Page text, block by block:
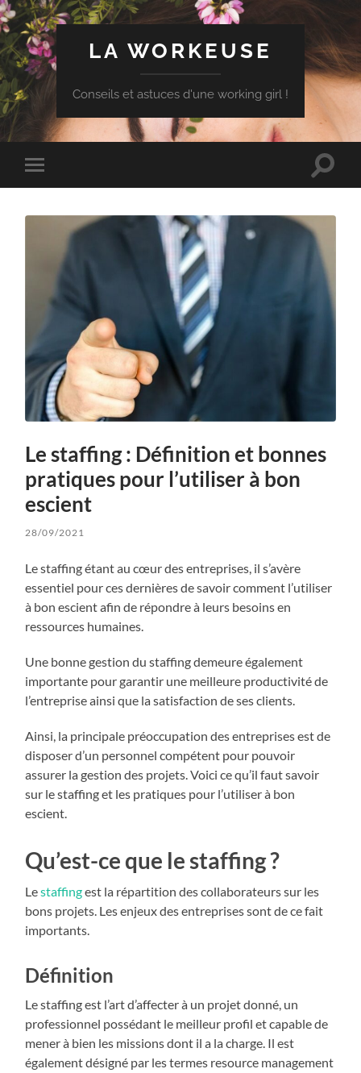
LA WORKEUSE
Conseils et astuces d'une working girl !
Toggle
mobile
Toggle
Le staffing : Définition et bonnes
pratiques pour l’utiliser à bon
escient
28/09/2021
Le staffing étant au cœur des entreprises, il s’avère
essentiel pour ces dernières de savoir comment l’utiliser
à bon escient afin de répondre à leurs besoins en
ressources humaines.
Une bonne gestion du staffing demeure également
importante pour garantir une meilleure productivité de
l’entreprise ainsi que la satisfaction de ses clients.
Ainsi, la principale préoccupation des entreprises est de
disposer d’un personnel compétent pour pouvoir
assurer la gestion des projets. Voici ce qu’il faut savoir
sur le staffing et les pratiques pour l’utiliser à bon
escient.
Qu’est-ce que le staffing ?
Lestaffingest la répartition des collaborateurs sur les
bons projets. Les enjeux des entreprises sont de ce fait
importants.
Définition
Le staffing est l’art d’affecter à un projet donné, un
professionnel possédant le meilleur profil et capable de
mener à bien les missions dont il a la charge. Il est
également désigné par les termes resource management